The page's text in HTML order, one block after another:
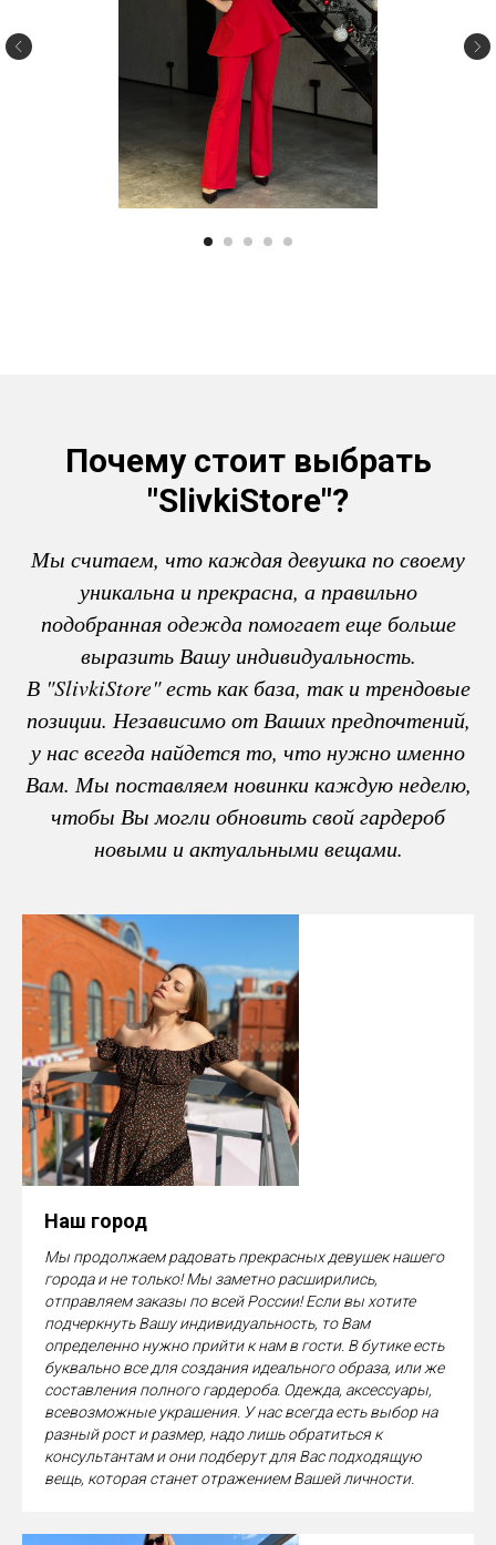
Почему стоит выбрать
"SlivkiStore"?
Мы считаем, что каждая девушка по своему
уникальна и прекрасна, а правильно
подобранная одежда помогает еще больше
выразить Вашу индивидуальность.
В "SlivkiStore" есть как база, так и трендовые
позиции. Независимо от Ваших предпочтений,
у нас всегда найдется то, что нужно именно
Вам. Мы поставляем новинки каждую неделю,
чтобы Вы могли обновить свой гардероб
новыми и актуальными вещами.
Наш город
Мы продолжаем радовать прекрасных девушек нашего
города и не только! Мы заметно расширились,
отправляем заказы по всей России! Если вы хотите
подчеркнуть Вашу индивидуальность, то Вам
определенно нужно прийти к нам в гости. В бутике есть
буквально все для создания идеального образа, или же
составления полного гардероба. Одежда, аксессуары,
всевозможные украшения. У нас всегда есть выбор на
разный рост и размер, надо лишь обратиться к
консультантам и они подберут для Вас подходящую
вещь, которая станет отражением Вашей личности.